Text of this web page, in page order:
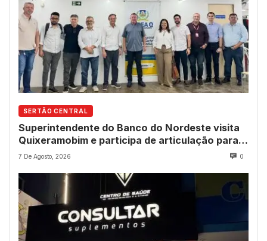
SERTÃO CENTRAL
Superintendente do Banco do Nordeste visita
Quixeramobim e participa de articulação para
avanço do futuro shopping
7 De Agosto, 2026 0